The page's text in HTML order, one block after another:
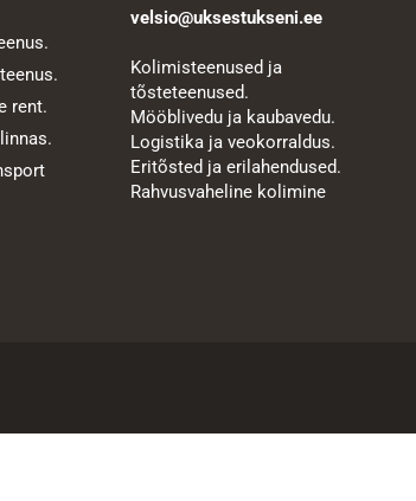
rent.
velsio@uksestukseni.ee
Kolimisteenused ja
tõsteteenused.
Mööblivedu ja kaubavedu.
Logistika ja veokorraldus.
Eritõsted ja erilahendused.
Rahvusvaheline kolimine